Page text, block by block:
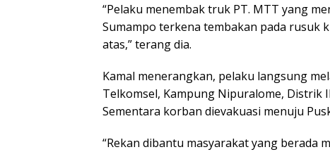
“Pelaku menembak truk PT. MTT yang
Sumampo terkena tembakan pada rusuk
atas,” terang dia.
Kamal menerangkan, pelaku langsung
Telkomsel, Kampung Nipuralome, Distrik
Sementara korban dievakuasi menuju
“Rekan dibantu masyarakat yang berada